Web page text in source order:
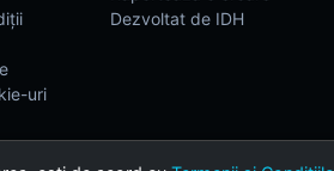
uri
Dezvoltat de IDH